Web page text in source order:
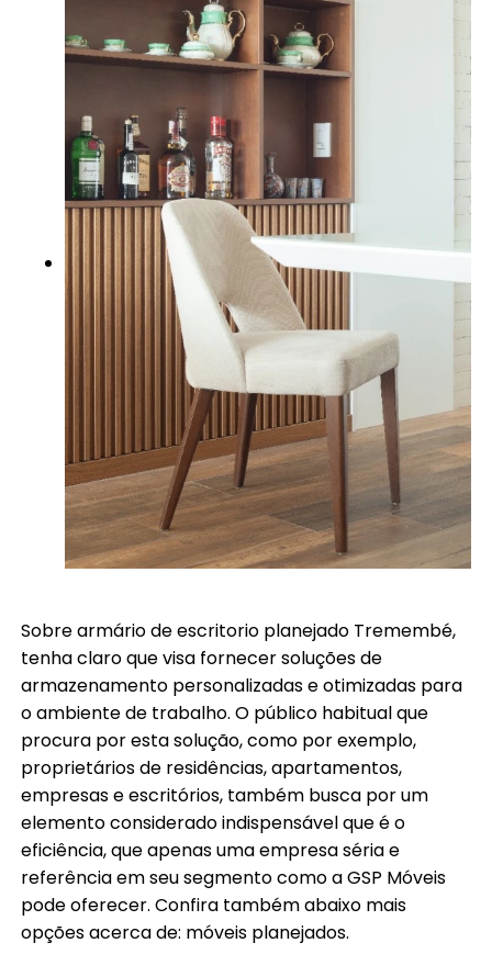
Sobre armário de escritorio planejado Tremembé,
tenha claro que visa fornecer soluções de
armazenamento personalizadas e otimizadas para
o ambiente de trabalho. O público habitual que
procura por esta solução, como por exemplo,
proprietários de residências, apartamentos,
empresas e escritórios, também busca por um
elemento considerado indispensável que é o
eficiência, que apenas uma empresa séria e
referência em seu segmento como a GSP Móveis
pode oferecer. Confira também abaixo mais
opções acerca de: móveis planejados.